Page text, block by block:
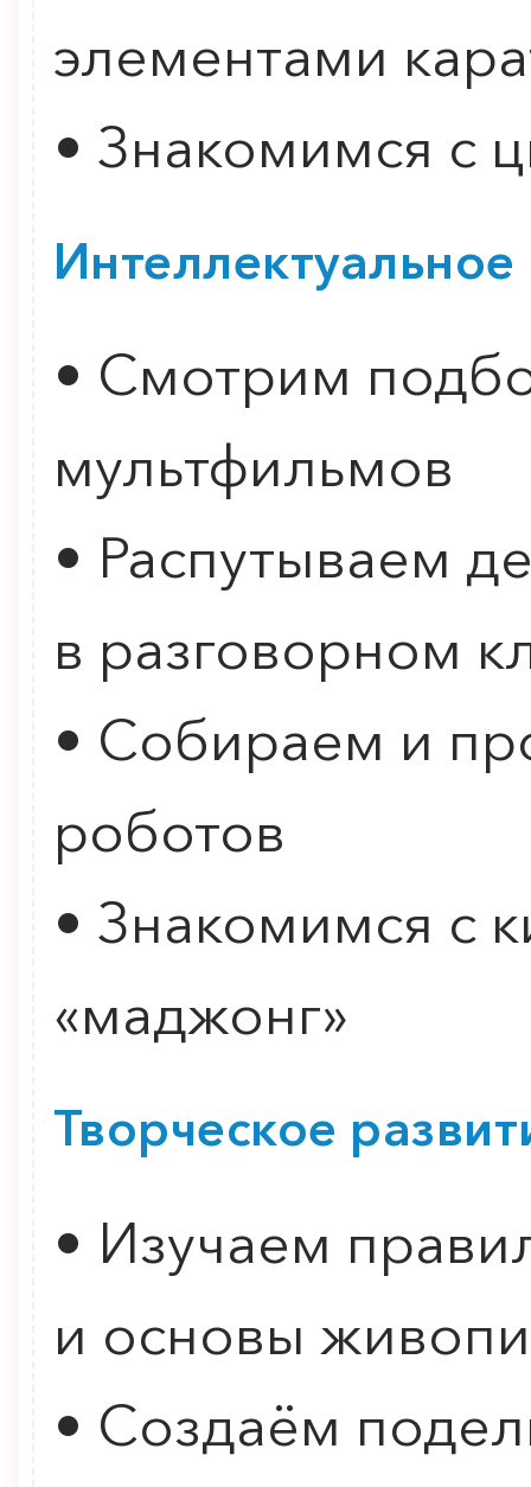
элементами
• Знакомимся с
Интеллектуальное
• Смотрим
мультфильмов
• Распутываем
в разговорном
• Собираем и
роботов
• Знакомимся с
«маджонг»
Творческое
• Изучаем
и основы
• Создаём